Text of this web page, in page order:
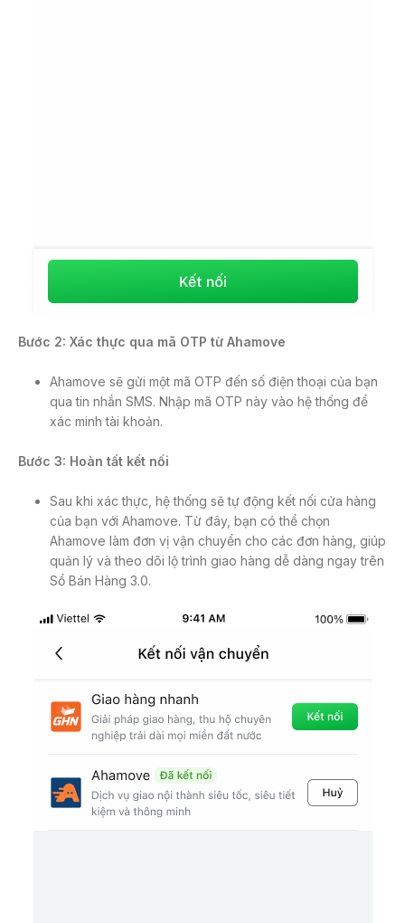
Bước 2: Xác thực qua mã OTP từ Ahamove
Ahamove sẽ gửi một mã OTP đến số điện thoại của bạn
qua tin nhắn SMS. Nhập mã OTP này vào hệ thống để
xác minh tài khoản.
Bước 3: Hoàn tất kết nối
Sau khi xác thực, hệ thống sẽ tự động kết nối cửa hàng
của bạn với Ahamove. Từ đây, bạn có thể chọn
Ahamove làm đơn vị vận chuyển cho các đơn hàng, giúp
quản lý và theo dõi lộ trình giao hàng dễ dàng ngay trên
Sổ Bán Hàng 3.0.